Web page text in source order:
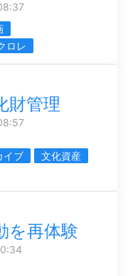
ロレ
財管理
イブ
文化資産
を再体験